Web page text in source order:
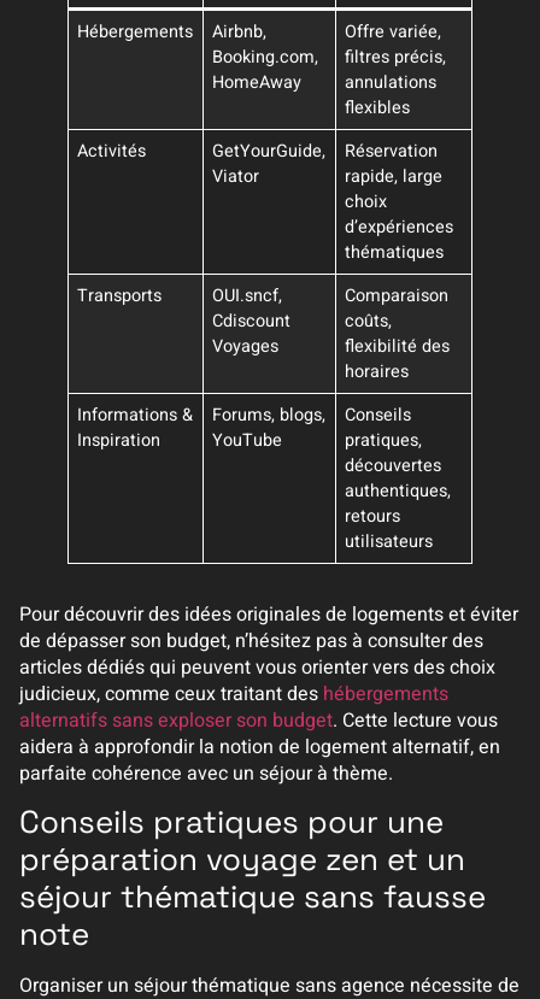
Hébergements
Airbnb,
Booking.com,
HomeAway
Offre variée,
filtres précis,
annulations
flexibles
Activités
GetYourGuide,
Viator
Réservation
rapide, large
choix
d’expériences
thématiques
Transports
OUI.sncf,
Cdiscount
Voyages
Comparaison
coûts,
flexibilité des
horaires
Informations &
Inspiration
Forums, blogs,
YouTube
Conseils
pratiques,
découvertes
authentiques,
retours
utilisateurs
Pour découvrir des idées originales de logements et éviter
de dépasser son budget, n’hésitez pas à consulter des
articles dédiés qui peuvent vous orienter vers des choix
judicieux, comme ceux traitant des hébergements
alternatifs sans exploser son budget. Cette lecture vous
aidera à approfondir la notion de logement alternatif, en
parfaite cohérence avec un séjour à thème.
Conseils pratiques pour une
préparation voyage zen et un
séjour thématique sans fausse
note
Organiser un séjour thématique sans agence nécessite de